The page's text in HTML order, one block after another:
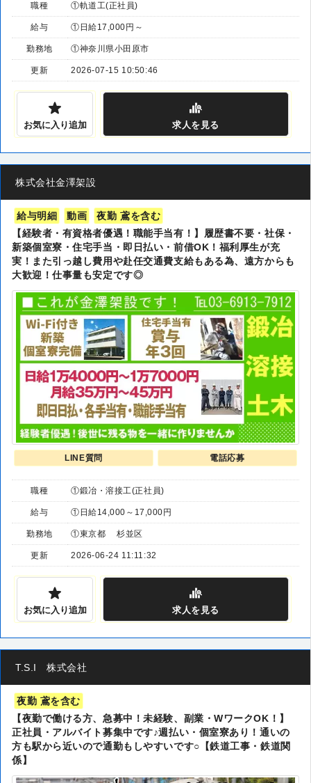
職種 ①軌道工(正社員)
給与 ①日給17,000円～
勤務地 ①神奈川県小田原市
更新 2026-07-15 10:50:46
お気に入り追加 求人を見る
株式会社金澤架設
給与明細 動画
夜勤 鳶を含む
【経験者・有資格者優遇！職能手当有！】履歴書不要・社保・
新築個室寮・住宅手当・即日払い・前借OK！福利厚生が充
実！また引っ越し費用や赴任交通費支給もある為、遠方からも
大歓迎！仕事量も安定です◎
LINE質問 電話応募
職種 ①鍛冶・溶接工(正社員)
給与 ①日給14,000～17,000円
勤務地 ①東京都 杉並区
更新 2026-06-24 11:11:32
お気に入り追加 求人を見る
T.S.I 株式会社
夜勤 鳶を含む
【夜勤で働ける方、急募中！未経験、副業・WワークOK！】
正社員・アルバイト募集中です♪週払い・個室寮あり！通いの
方も駅から近いので通勤もしやすいです○【鉄道工事・鉄道関
係】